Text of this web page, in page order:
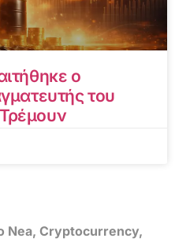
ο
του
Nea, Cryptocurrency,